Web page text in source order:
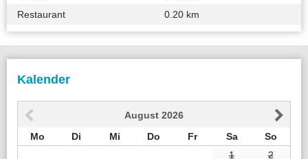
Restaurant
0.20 km
Kalender
August 2026
Mo
Di Mi Do Fr Sa
So
1
2